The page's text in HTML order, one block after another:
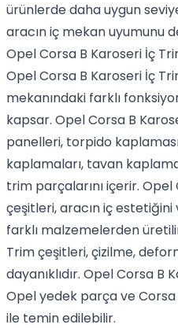
ürünlerde daha uygun
aracın iç mekan uyumunu
Opel Corsa B Karoseri İç
Opel Corsa B Karoseri İç
mekanındaki farklı
kapsar. Opel Corsa B
panelleri, torpido
kaplamaları, tavan
trim parçalarını içerir.
çeşitleri, aracın iç
farklı malzemelerden
Trim çeşitleri, çizilme,
dayanıklıdır. Opel Corsa B
Opel yedek parça ve
ile temin edilebilir.